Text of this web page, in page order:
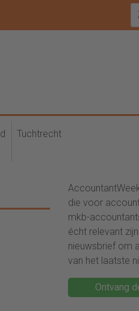
Tuchtrecht
die voor
mkb-
écht relevant
nieuwsbrief om
van het laatste
Ontvang